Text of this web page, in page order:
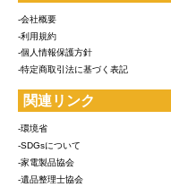
-会社概要
-利用規約
-個人情報保護方針
-特定商取引法に基づく表記
関連リンク
-環境省
-SDGsについて
-家電製品協会
-遺品整理士協会